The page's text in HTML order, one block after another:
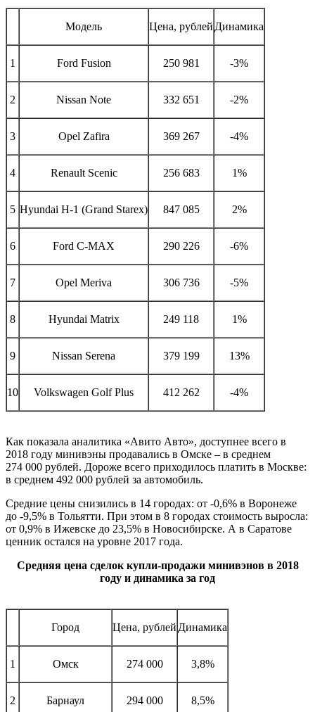
Модель Цена, рублей Динамика
1 Ford Fusion 250 981 -3%
2 Nissan Note 332 651 -2%
3 Opel Zafira 369 267 -4%
4 Renault Scenic 256 683 1%
5 Hyundai H-1 (Grand Starex) 847 085 2%
6 Ford C-MAX 290 226 -6%
7 Opel Meriva 306 736 -5%
8 Hyundai Matrix 249 118 1%
9 Nissan Serena 379 199 13%
10 Volkswagen Golf Plus 412 262 -4%
Как показала аналитика «Авито Авто», доступнее всего в
2018 году минивэны продавались в Омске – в среднем
274 000 рублей. Дороже всего приходилось платить в Москве:
в среднем 492 000 рублей за автомобиль.
Средние цены снизились в 14 городах: от -0,6% в Воронеже
до -9,5% в Тольятти. При этом в 8 городах стоимость выросла:
от 0,9% в Ижевске до 23,5% в Новосибирске. А в Саратове
ценник остался на уровне 2017 года.
Средняя цена сделок купли-продажи минивэнов в 2018
году и динамика за год
Город Цена, рублей Динамика
1 Омск 274 000 3,8%
2 Барнаул 294 000 8,5%